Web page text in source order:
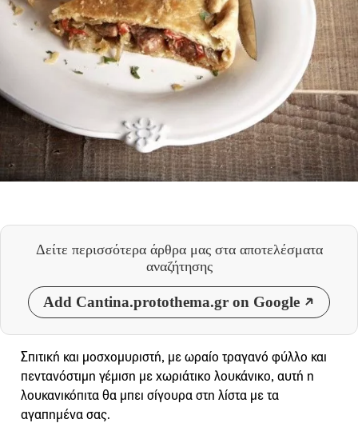
Δείτε περισσότερα άρθρα μας στα αποτελέσματα
αναζήτησης
Add Cantina.protothema.gr on Google
Σπιτική και μοσχομυριστή, με ωραίο τραγανό φύλλο και
πεντανόστιμη γέμιση με χωριάτικο λουκάνικο, αυτή η
λουκανικόπιτα θα μπει σίγουρα στη λίστα με τα
αγαπημένα σας.